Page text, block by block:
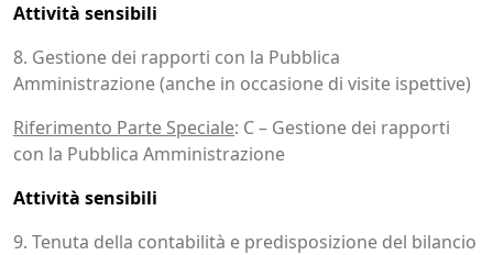
Attività sensibili
8. Gestione dei rapporti con la Pubblica
Amministrazione (anche in occasione di visite ispettive)
Riferimento Parte Speciale: C – Gestione dei rapporti
con la Pubblica Amministrazione
Attività sensibili
9. Tenuta della contabilità e predisposizione del bilancio